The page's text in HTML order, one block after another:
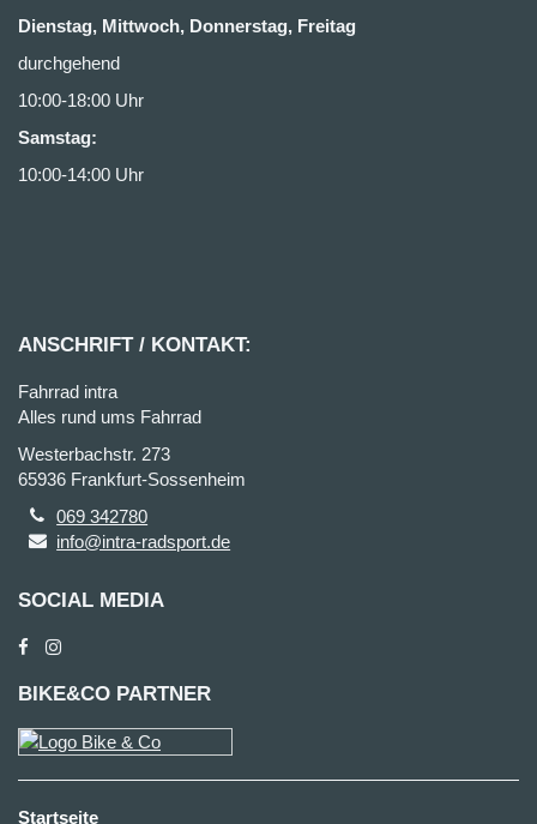
Dienstag, Mittwoch, Donnerstag, Freitag
durchgehend
10:00-18:00 Uhr
Samstag:
10:00-14:00 Uhr
ANSCHRIFT / KONTAKT:
Fahrrad intra
Alles rund ums Fahrrad
Westerbachstr. 273
65936 Frankfurt-Sossenheim
069 342780
info@intra-radsport.de
SOCIAL MEDIA
BIKE&CO PARTNER
Startseite